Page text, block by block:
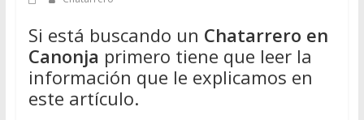
Si está buscando un Chatarrero en
Canonja primero tiene que leer la
información que le explicamos en
este artículo.